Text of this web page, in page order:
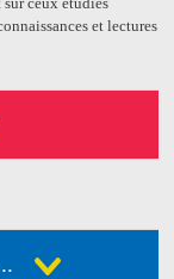
et lectures